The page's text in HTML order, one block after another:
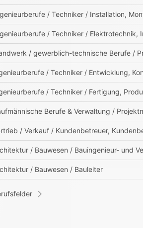
/ Techniker / Installation,
/ Techniker / Elektrotechnik,
/ gewerblich-technische Berufe /
/ Techniker / Entwicklung,
/ Techniker / Fertigung,
Berufe & Verwaltung /
/ Verkauf / Kundenbetreuer,
/ Bauwesen / Bauingenieur- und
/ Bauwesen / Bauleiter